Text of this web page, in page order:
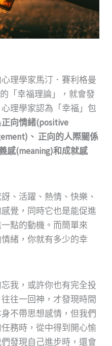
理學家馬汀．賽利格曼
「幸福理論」，就會發
理學家認為「幸福」包
正向情緒(positive
、 正向的人際關係
感(meaning)和成就感
、活躍、熱情、快樂、
覺，同時它也是能促進
點的動機。而簡單來
緒，你就有多少的幸
我，或許你也有完全投
往一回神，才發現時間
不帶思想感情，但我們
務時，從中得到開心愉
發現自己進步時，還會